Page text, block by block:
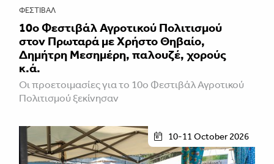
ΦΕΣΤΙΒΑΛ
10ο Φεστιβάλ Αγροτικού Πολιτισμού
στον Πρωταρά με Χρήστο Θηβαίο,
Δημήτρη Μεσημέρη, παλουζέ, χορούς
κ.ά.
Οι προετοιμασίες για το 10ο Φεστιβάλ Αγροτικού
Πολιτισμού ξεκίνησαν
10-11 October 2026